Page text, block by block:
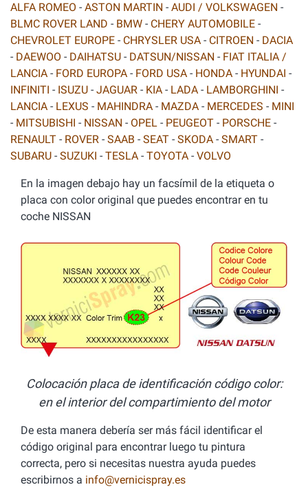
ALFA ROMEO - ASTON MARTIN - AUDI / VOLKSWAGEN -
BLMC ROVER LAND - BMW - CHERY AUTOMOBILE -
CHEVROLET EUROPE - CHRYSLER USA - CITROEN - DACIA
- DAEWOO - DAIHATSU - DATSUN/NISSAN - FIAT ITALIA /
LANCIA - FORD EUROPA - FORD USA - HONDA - HYUNDAI -
INFINITI - ISUZU - JAGUAR - KIA - LADA - LAMBORGHINI -
LANCIA - LEXUS - MAHINDRA - MAZDA - MERCEDES - MINI
- MITSUBISHI - NISSAN - OPEL - PEUGEOT - PORSCHE -
RENAULT - ROVER - SAAB - SEAT - SKODA - SMART -
SUBARU - SUZUKI - TESLA - TOYOTA - VOLVO
En la imagen debajo hay un facsímil de la etiqueta o
placa con color original que puedes encontrar en tu
coche NISSAN
Colocación placa de identificación código color:
en el interior del compartimiento del motor
De esta manera debería ser más fácil identificar el
código original para encontrar luego tu pintura
correcta, pero si necesitas nuestra ayuda puedes
escribirnos a info@vernicispray.es